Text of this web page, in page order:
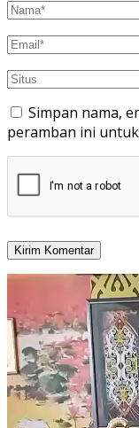
Simpan nama,
peramban ini